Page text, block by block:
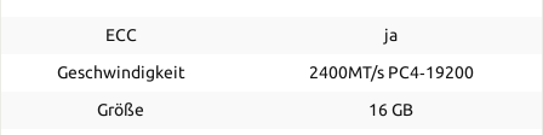
ECC
ja
Geschwindigkeit
2400MT/s PC4‑19200
Größe
16 GB